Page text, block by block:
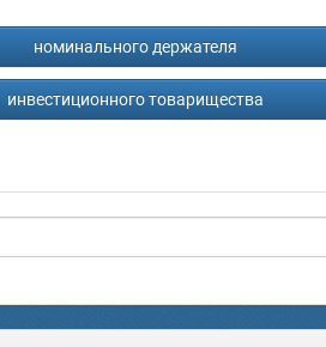
номинального держателя
инвестиционного товарищества